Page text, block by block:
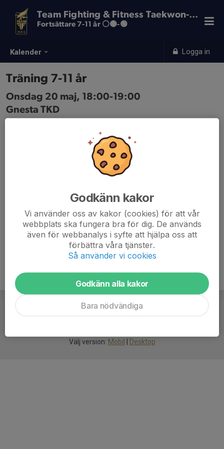
Kalender Logga in
Team Fighting & Fitness Taekwon-Do
Fortsättare 7-11 år ⚪️🟡-🟢
Träning 7-11 år
Onsdag 20 maj, 18:00-19:00
Gnesta TKD
Välj version: Mobil Desktop
Godkänn kakor
Vi använder oss av kakor (cookies) för att vår
webbplats ska fungera bra för dig. De används
även för webbanalys i syfte att hjälpa oss att
förbättra våra tjänster.
Så använder vi cookies
Godkänn alla kakor
Bara nödvändiga